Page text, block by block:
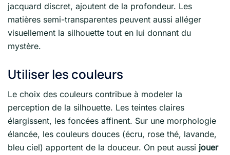
jacquard discret, ajoutent de la profondeur. Les
matières semi-transparentes peuvent aussi alléger
visuellement la silhouette tout en lui donnant du
mystère.
Utiliser les couleurs
Le choix des couleurs contribue à modeler la
perception de la silhouette. Les teintes claires
élargissent, les foncées affinent. Sur une morphologie
élancée, les couleurs douces (écru, rose thé, lavande,
bleu ciel) apportent de la douceur. On peut aussi jouer